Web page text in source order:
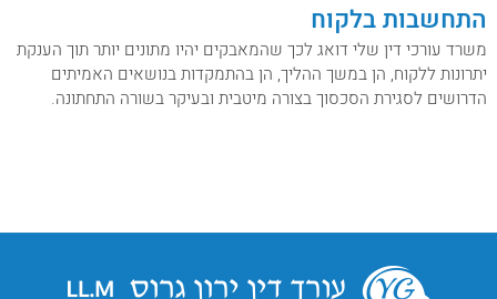
התחשבות בלקוח
משרד עורכי דין שלי דואג לכך שהמאבקים יהיו מתונים יותר תוך הענקת
יתרונות ללקוח, הן במשך ההליך, הן בהתמקדות בנושאים האמיתים
הדרושים לסגירת הסכסוך בצורה מיטבית ובעיקר בשורה התחתונה.